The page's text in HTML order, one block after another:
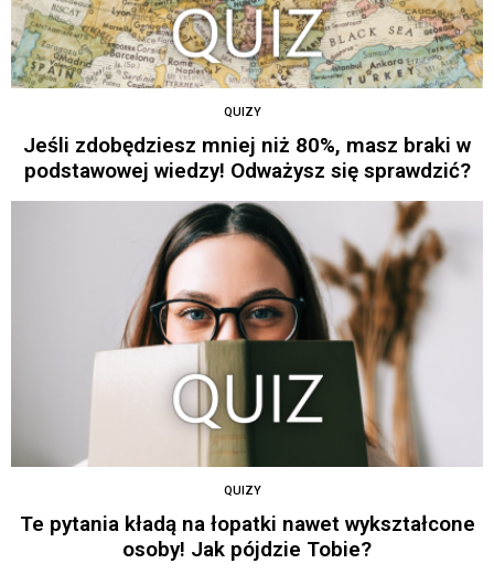
QUIZY
Jeśli zdobędziesz mniej niż 80%, masz braki w
podstawowej wiedzy! Odważysz się sprawdzić?
QUIZY
Te pytania kładą na łopatki nawet wykształcone
osoby! Jak pójdzie Tobie?